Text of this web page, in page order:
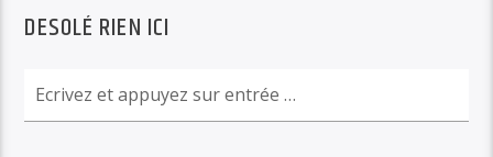
DESOLÉ RIEN ICI